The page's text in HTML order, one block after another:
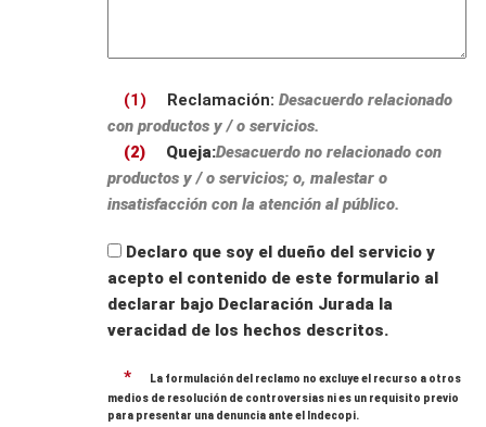
(1) Reclamación: Desacuerdo relacionado
con productos y / o servicios.
(2)
Queja:Desacuerdo no relacionado con
productos y / o servicios; o, malestar o
insatisfacción con la atención al público.
Declaro que soy el dueño del servicio y
acepto el contenido de este formulario al
declarar bajo Declaración Jurada la
veracidad de los hechos descritos.
*
La formulación del reclamo no excluye el recurso a otros
medios de resolución de controversias ni es un requisito previo
para presentar una denuncia ante el Indecopi.